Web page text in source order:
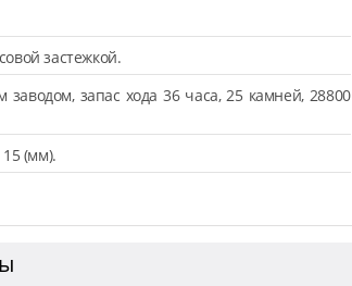
застежкой.
заводом, запас хода 36 часа, 25 камней, 28800
(мм).